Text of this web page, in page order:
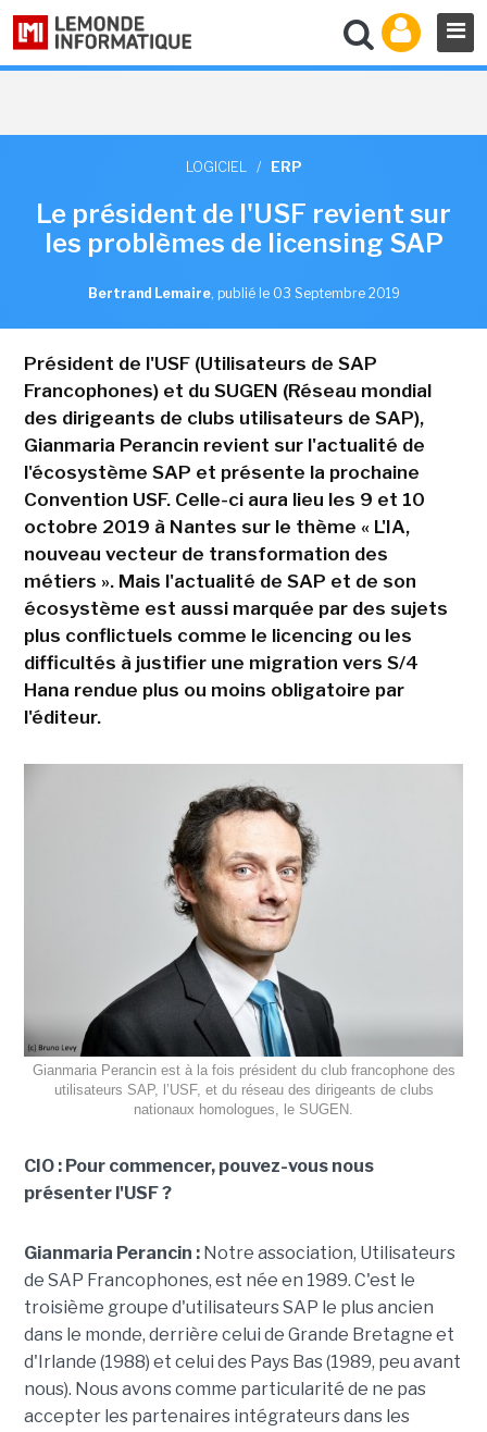
LOGICIEL / ERP
Le président de l'USF revient sur
les problèmes de licensing SAP
Bertrand Lemaire, publié le 03 Septembre 2019
Président de l'USF (Utilisateurs de SAP
Francophones) et du SUGEN (Réseau mondial
des dirigeants de clubs utilisateurs de SAP),
Gianmaria Perancin revient sur l'actualité de
l'écosystème SAP et présente la prochaine
Convention USF. Celle-ci aura lieu les 9 et 10
octobre 2019 à Nantes sur le thème « L'IA,
nouveau vecteur de transformation des
métiers ». Mais l'actualité de SAP et de son
écosystème est aussi marquée par des sujets
plus conflictuels comme le licencing ou les
difficultés à justifier une migration vers S/4
Hana rendue plus ou moins obligatoire par
l'éditeur.
Gianmaria Perancin est à la fois président du club francophone des
utilisateurs SAP, l’USF, et du réseau des dirigeants de clubs
nationaux homologues, le SUGEN.
CIO : Pour commencer, pouvez-vous nous
présenter l'USF ?
Gianmaria Perancin :Notre association, Utilisateurs
de SAP Francophones, est née en 1989. C'est le
troisième groupe d'utilisateurs SAP le plus ancien
dans le monde, derrière celui de Grande Bretagne et
d'Irlande (1988) et celui des Pays Bas (1989, peu avant
nous). Nous avons comme particularité de ne pas
accepter les partenaires intégrateurs dans les